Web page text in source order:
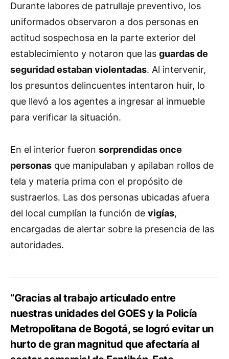
Durante labores de patrullaje preventivo, los
uniformados observaron a dos personas en
actitud sospechosa en la parte exterior del
establecimiento y notaron que las guardas de
seguridad estaban violentadas. Al intervenir,
los presuntos delincuentes intentaron huir, lo
que llevó a los agentes a ingresar al inmueble
para verificar la situación.
En el interior fueron sorprendidas once
personas que manipulaban y apilaban rollos de
tela y materia prima con el propósito de
sustraerlos. Las dos personas ubicadas afuera
del local cumplían la función de vigías,
encargadas de alertar sobre la presencia de las
autoridades.
“Gracias al trabajo articulado entre
nuestras unidades del GOES y la Policía
Metropolitana de Bogotá, se logró evitar un
hurto de gran magnitud que afectaría al